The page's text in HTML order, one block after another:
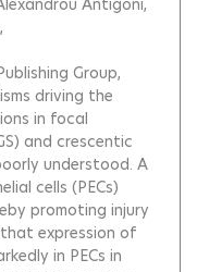
Antigoni
Group,
driving the
in focal
and crescentic
understood. A
cells (PECs)
promoting injury
expression of
in PECs in